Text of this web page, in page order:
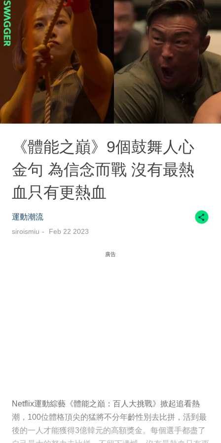
《體能之巔》9個鼓舞人心
金句 為信念而戰 沒有最熱
血只有更熱血
運動潮流
siroismiu Feb 22 2023
廣告
Netflix運動綜藝《體能之巔：百人大挑戰》掀起追看熱
潮，100位體格頂尖的猛將不分年齡性別去比拼，活到最
後的一人才能獲得3億韓元的高額獎金。每個選手都盡了